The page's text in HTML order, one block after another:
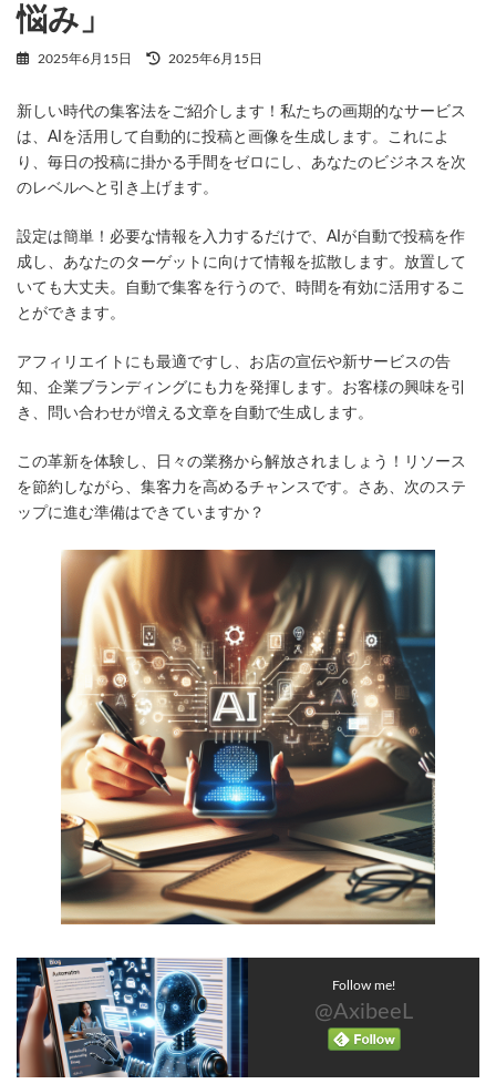
悩み」
2025年6月15日
最
新
日
2025年6月15日
新しい時代の集客法をご紹介します！私たちの画期的なサービス
は、AIを活用して自動的に投稿と画像を生成します。これによ
り、毎日の投稿に掛かる手間をゼロにし、あなたのビジネスを次
のレベルへと引き上げます。
設定は簡単！必要な情報を入力するだけで、AIが自動で投稿を作
成し、あなたのターゲットに向けて情報を拡散します。放置して
いても大丈夫。自動で集客を行うので、時間を有効に活用するこ
とができます。
アフィリエイトにも最適ですし、お店の宣伝や新サービスの告
知、企業ブランディングにも力を発揮します。お客様の興味を引
き、問い合わせが増える文章を自動で生成します。
この革新を体験し、日々の業務から解放されましょう！リソース
を節約しながら、集客力を高めるチャンスです。さあ、次のステ
ップに進む準備はできていますか？
Follow me!
@AxibeeL